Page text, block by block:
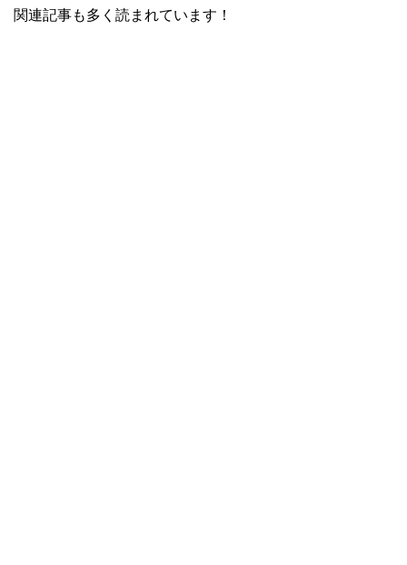
関連記事も多く読まれています！